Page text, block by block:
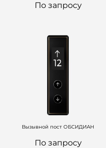
По запросу
Вызывной пост ОБСИДИАН
По запросу